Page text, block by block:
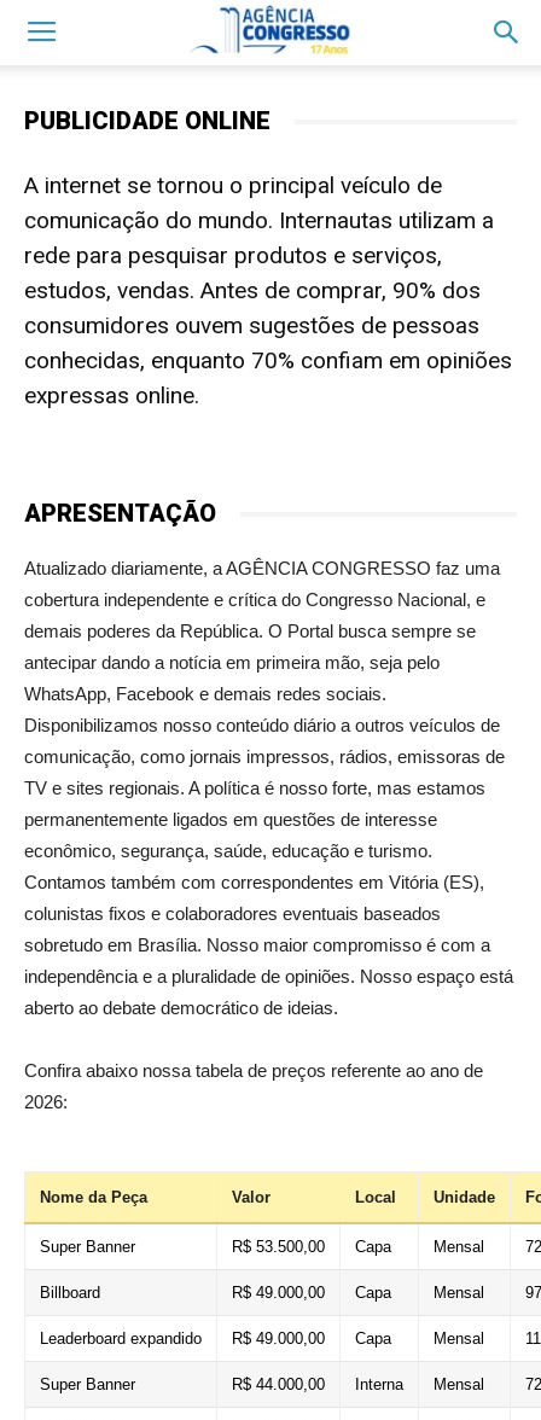
PUBLICIDADE ONLINE
A internet se tornou o principal veículo de
comunicação do mundo. Internautas utilizam a
rede para pesquisar produtos e serviços,
estudos, vendas. Antes de comprar, 90% dos
consumidores ouvem sugestões de pessoas
conhecidas, enquanto 70% confiam em opiniões
expressas online.
APRESENTAÇÃO
Atualizado diariamente, a AGÊNCIA CONGRESSO faz uma
cobertura independente e crítica do Congresso Nacional, e
demais poderes da República. O Portal busca sempre se
antecipar dando a notícia em primeira mão, seja pelo
WhatsApp, Facebook e demais redes sociais.
Disponibilizamos nosso conteúdo diário a outros veículos de
comunicação, como jornais impressos, rádios, emissoras de
TV e sites regionais. A política é nosso forte, mas estamos
permanentemente ligados em questões de interesse
econômico, segurança, saúde, educação e turismo.
Contamos também com correspondentes em Vitória (ES),
colunistas fixos e colaboradores eventuais baseados
sobretudo em Brasília. Nosso maior compromisso é com a
independência e a pluralidade de opiniões. Nosso espaço está
aberto ao debate democrático de ideias.
Confira abaixo nossa tabela de preços referente ao ano de
2026:
Nome da Peça Valor Local Unidade
Super Banner R$ 53.500,00 Capa Mensal
Billboard R$ 49.000,00 Capa Mensal
Leaderboard expandido R$ 49.000,00 Capa Mensal
Super Banner R$ 44.000,00 Interna Mensal